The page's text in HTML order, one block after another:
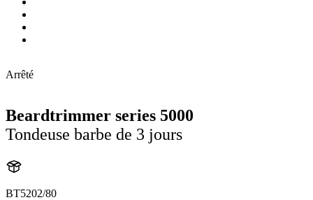
Arrêté
Beardtrimmer series 5000
Tondeuse barbe de 3 jours
BT5202/80